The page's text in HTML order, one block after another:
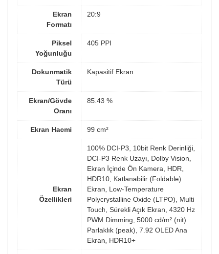
Ekran
Formatı
20:9
Piksel
Yoğunluğu
405 PPI
Dokunmatik
Türü
Kapasitif Ekran
Ekran/Gövde
Oranı
85.43 %
Ekran Hacmi 99 cm²
Ekran
Özellikleri
100% DCI-P3, 10bit Renk Derinliği,
DCI-P3 Renk Uzayı, Dolby Vision,
Ekran İçinde Ön Kamera, HDR,
HDR10, Katlanabilir (Foldable)
Ekran, Low-Temperature
Polycrystalline Oxide (LTPO), Multi
Touch, Sürekli Açık Ekran, 4320 Hz
PWM Dimming, 5000 cd/m² (nit)
Parlaklık (peak), 7.92 OLED Ana
Ekran, HDR10+